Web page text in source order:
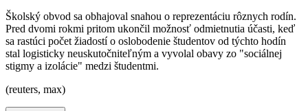
Školský obvod sa obhajoval snahou o reprezentáciu rôznych rodín.
Pred dvomi rokmi pritom ukončil možnosť odmietnutia účasti, keď
sa rastúci počet žiadostí o oslobodenie študentov od týchto hodín
stal logisticky neuskutočniteľným a vyvolal obavy zo "sociálnej
stigmy a izolácie" medzi študentmi.
(reuters, max)